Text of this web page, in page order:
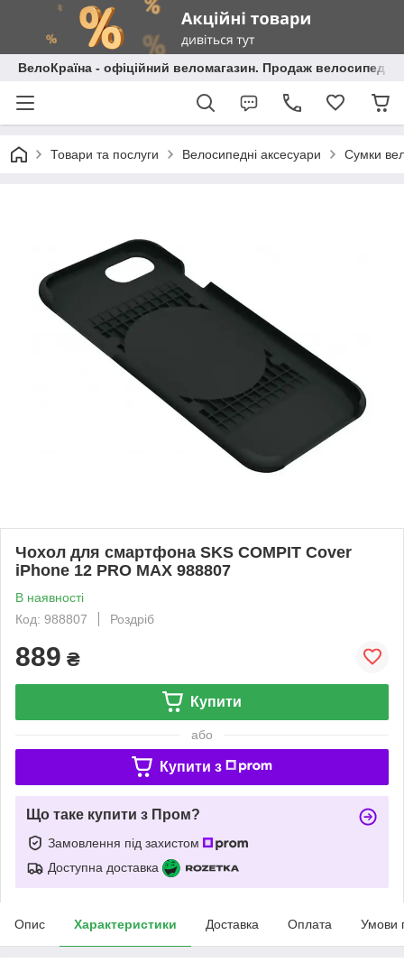
ВелоКраїна - офіційний веломагазин. Продаж велосипедів
Товари та послуги Велосипедні аксесуари Сумки
Чохол для смартфона SKS COMPIT Cover
iPhone 12 PRO MAX 988807
В наявності
Код: 988807
Роздріб
889 ₴
Купити
або
Купити з
Що таке купити з Пром?
Замовлення під захистом
Доступна доставка
Опис Характеристики Доставка Оплата Умови